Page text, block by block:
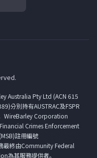
Australia Pty Ltd (ACN 615
分別持有AUSTRAC及FSPR
WireBarley Corporation
Crimes Enforcement
註冊編號
最終由Community Federal
為其服務提供者。